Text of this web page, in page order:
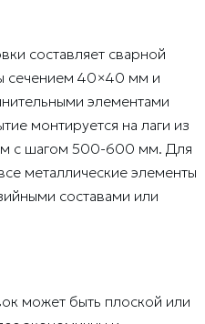
составляет сварной
сечением 40×40 мм и
элементами
монтируется на лаги из
с шагом 500-600 мм. Для
металлические элементы
составами или
может быть плоской или